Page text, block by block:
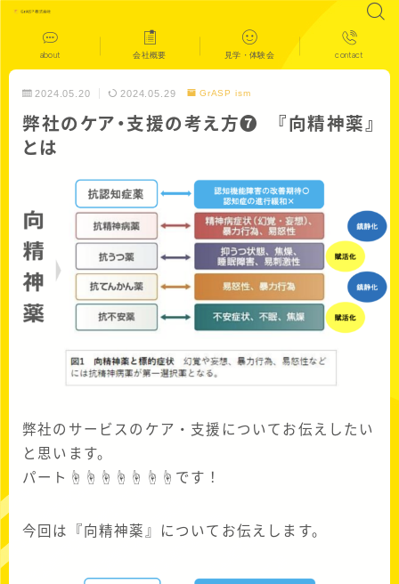
about 会社概要 見学・体験会 contact
2024.05.20 2024.05.29 GrASP ism
弊社のケア・支援の考え方❼ 『向精神薬』
とは
弊社のサービスのケア・支援についてお伝えしたい
と思います。
パート☝☝☝☝☝☝☝です！
今回は『向精神薬』についてお伝えします。